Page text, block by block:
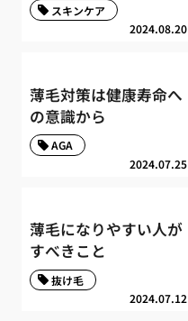
2024.08.20
スキンケア
薄毛対策は健康寿命へ
の意識から
2024.07.25
AGA
薄毛になりやすい人が
すべきこと
2024.07.12
抜け毛